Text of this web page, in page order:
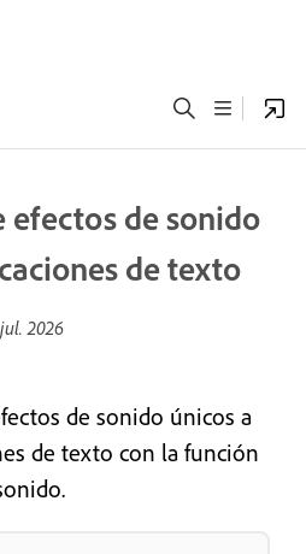
efectos de sonido
de texto
2026
de sonido únicos a
de texto con la función